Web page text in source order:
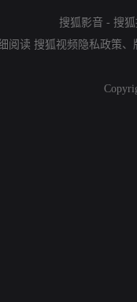
搜狐影音 - 搜
阅读 搜狐视频隐私政策、